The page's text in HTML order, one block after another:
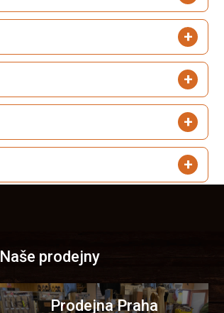
Naše prodejny
Prodejna Praha